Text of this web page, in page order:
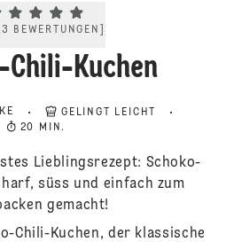
Current rating 5.0. Click to rate.
3 BEWERTUNGEN
Chili-Kuchen
GELINGT LEICHT
20 MIN.
Lieblingsrezept: Schoko-
süss und einfach zum
gemacht!
Chili-Kuchen, der klassische